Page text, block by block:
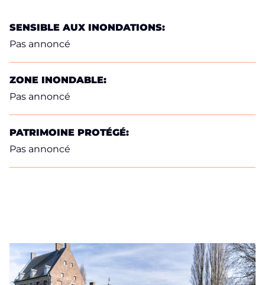
SENSIBLE AUX INONDATIONS:
Pas annoncé
ZONE INONDABLE:
Pas annoncé
PATRIMOINE PROTÉGÉ:
Pas annoncé